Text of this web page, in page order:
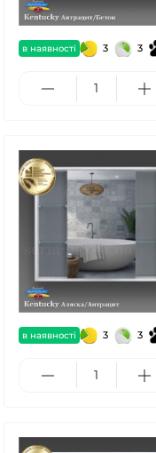
в наявності 3 3
в наявності 3 3